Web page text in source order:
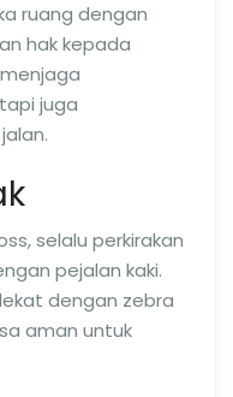
ruang dengan
hak kepada
juga
selalu perkirakan
pejalan kaki.
dengan zebra
aman untuk